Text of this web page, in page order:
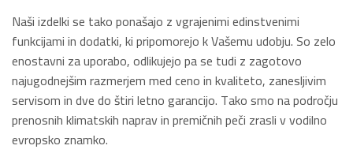
Naši izdelki se tako ponašajo z vgrajenimi edinstvenimi
funkcijami in dodatki, ki pripomorejo k Vašemu udobju. So zelo
enostavni za uporabo, odlikujejo pa se tudi z zagotovo
najugodnejšim razmerjem med ceno in kvaliteto, zanesljivim
servisom in dve do štiri letno garancijo. Tako smo na področju
prenosnih klimatskih naprav in premičnih peči zrasli v vodilno
evropsko znamko.